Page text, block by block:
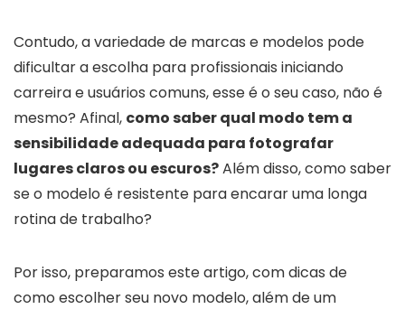
Contudo, a variedade de marcas e modelos pode
dificultar a escolha para profissionais iniciando
carreira e usuários comuns, esse é o seu caso, não é
mesmo? Afinal, como saber qual modo tem a
sensibilidade adequada para fotografar
lugares claros ou escuros?Além disso, como saber
se o modelo é resistente para encarar uma longa
rotina de trabalho?
Por isso, preparamos este artigo, com dicas de
como escolher seu novo modelo, além de um